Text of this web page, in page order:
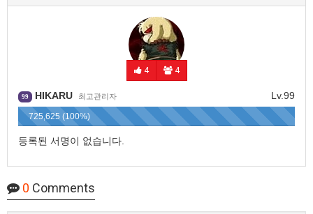
4 4
Lv.99
99 HIKARU 최고관리자
725,625 (100%)
등록된 서명이 없습니다.
0 Comments